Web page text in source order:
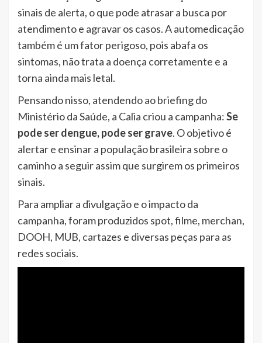
sinais de alerta, o que pode atrasar a busca por
atendimento e agravar os casos. A automedicação
também é um fator perigoso, pois abafa os
sintomas, não trata a doença corretamente e a
torna ainda mais letal.
Pensando nisso, atendendo ao briefing do
Ministério da Saúde, a Calia criou a campanha:Se
pode ser dengue, pode ser grave. O objetivo é
alertar e ensinar a população brasileira sobre o
caminho a seguir assim que surgirem os primeiros
sinais.
Para ampliar a divulgação e o impacto da
campanha, foram produzidos spot, filme, merchan,
DOOH, MUB, cartazes e diversas peças para as
redes sociais.